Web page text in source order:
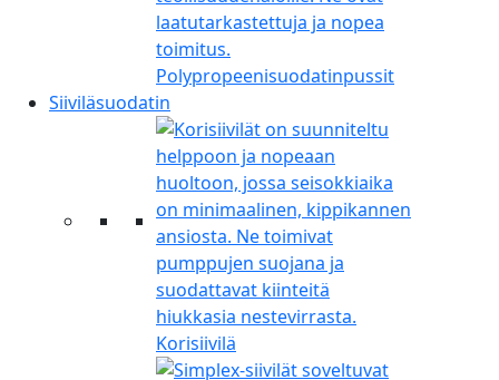
Polypropeenisuodatinpussit
Siiviläsuodatin
Korisiivilä